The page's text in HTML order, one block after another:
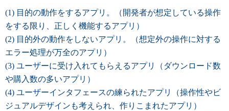
(1) 目的の動作をするアプリ。（開発者が想定している操作
をする限り、正しく機能するアプリ）
(2) 目的外の動作をしないアプリ。（想定外の操作に対する
エラー処理が万全のアプリ）
(3) ユーザーに受け入れてもらえるアプリ（ダウンロード数
や購入数の多いアプリ）
(4) ユーザーインタフェースの練られたアプリ（操作性やビ
ジュアルデザインも考えられ、作りこまれたアプリ）